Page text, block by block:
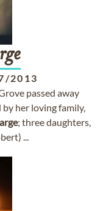
2013
passed away
by her loving family,
; three daughters,
...